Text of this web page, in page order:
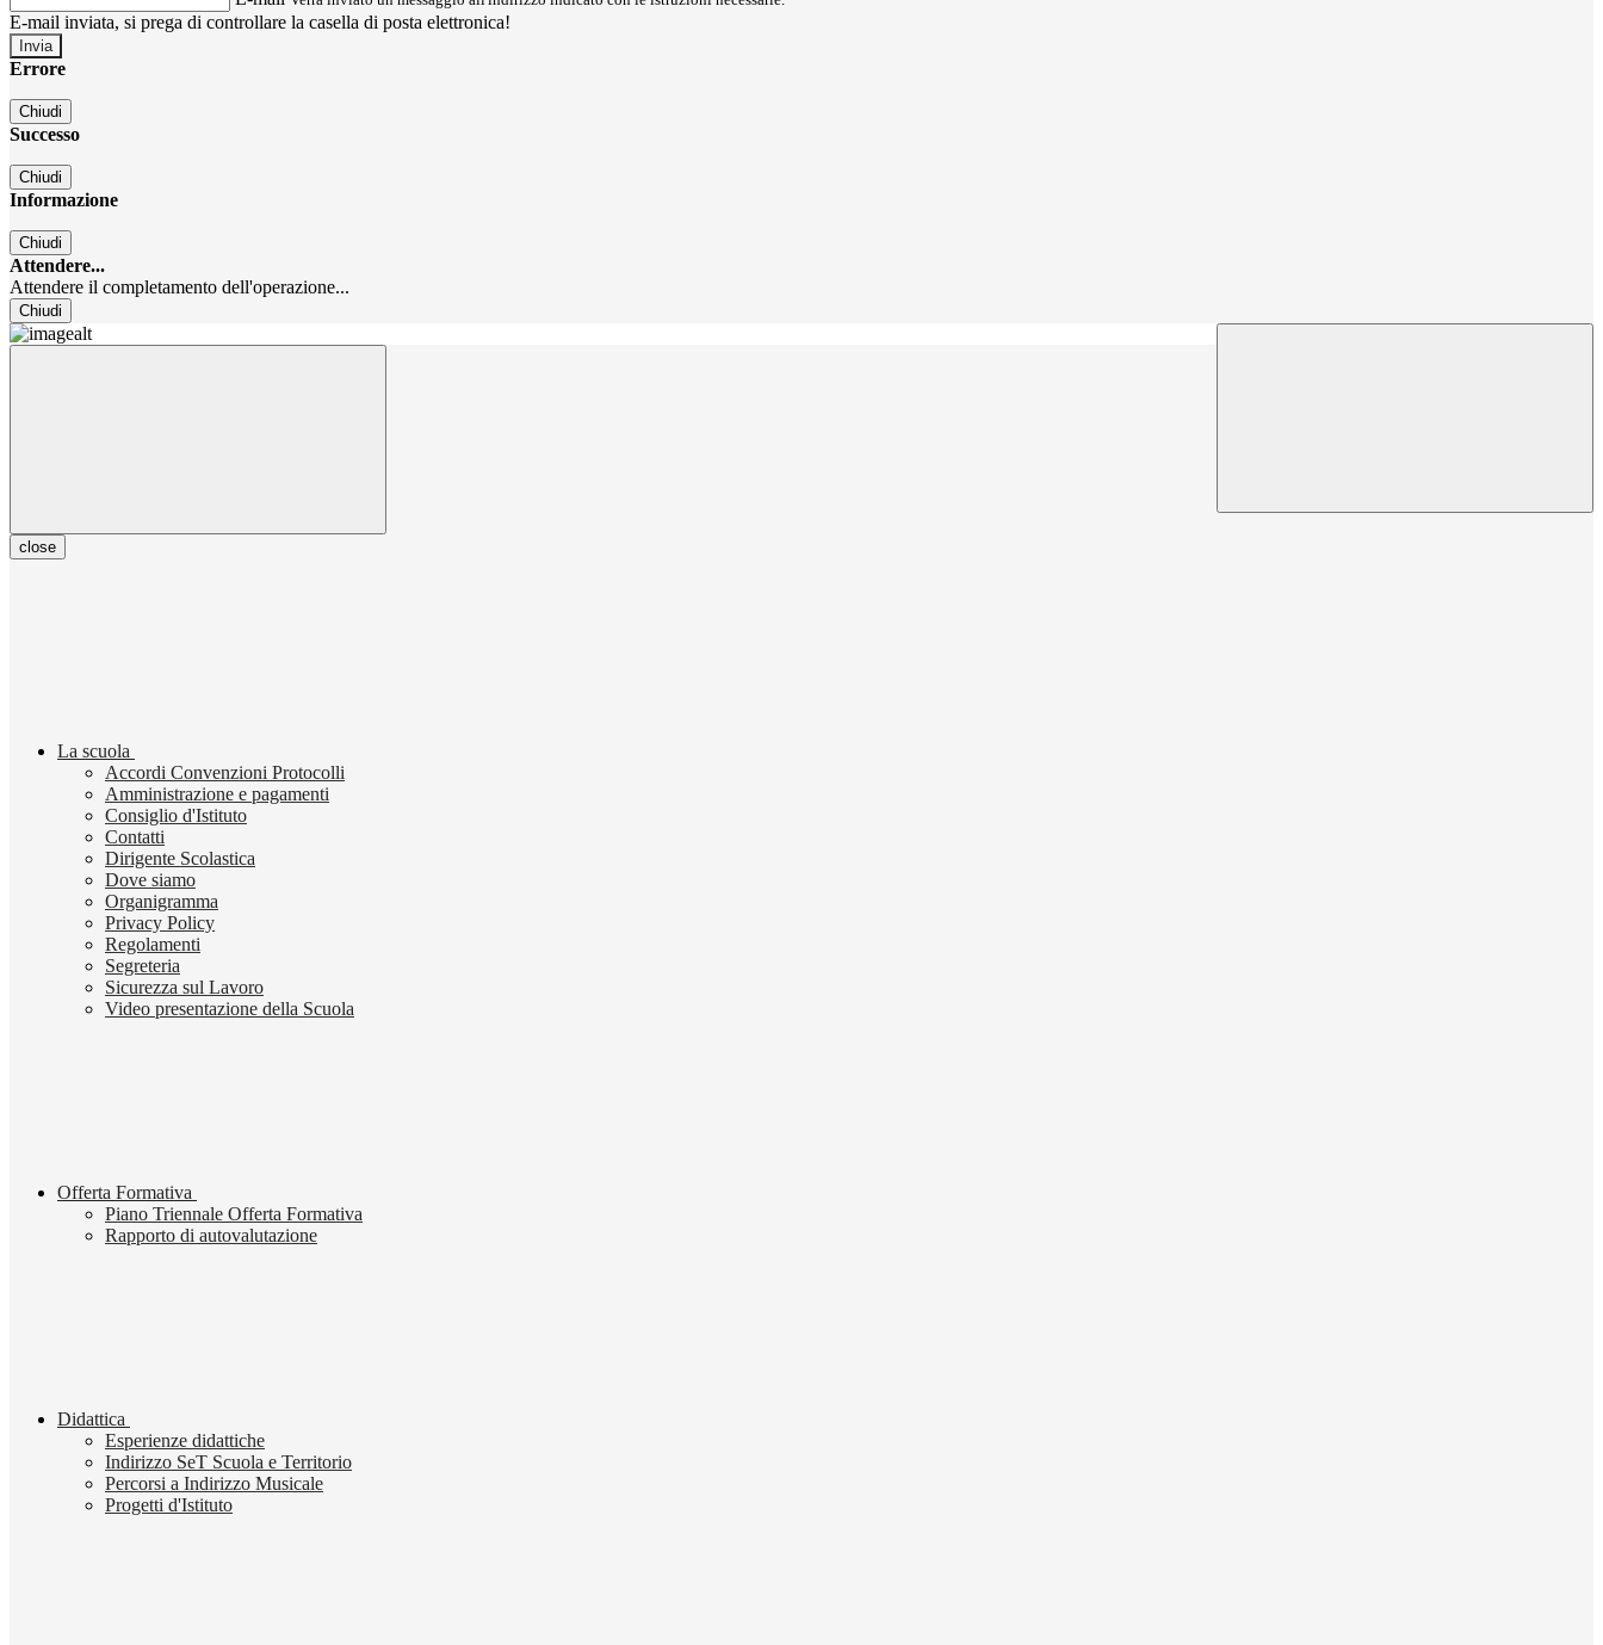
E-mail inviata, si prega di controllare la casella di posta elettronica!
Errore
Chiudi
Successo
Chiudi
Informazione
Chiudi
Attendere...
Attendere il completamento dell'operazione...
Chiudi
close
La scuola
Accordi Convenzioni Protocolli
Amministrazione e pagamenti
Consiglio d'Istituto
Contatti
Dirigente Scolastica
Dove siamo
Organigramma
Privacy Policy
Regolamenti
Segreteria
Sicurezza sul Lavoro
Video presentazione della Scuola
Offerta Formativa
Piano Triennale Offerta Formativa
Rapporto di autovalutazione
Didattica
Esperienze didattiche
Indirizzo SeT Scuola e Territorio
Percorsi a Indirizzo Musicale
Progetti d'Istituto